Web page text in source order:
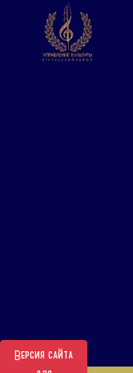
Версия сайта